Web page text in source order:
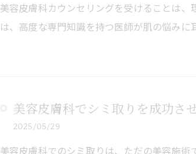
美容皮膚科カウンセリングを受けることは
は、高度な専門知識を持つ医師が肌の悩み
美容皮膚科でシミ取りを成功さ
2025/05/29
美容皮膚科でのシミ取りは、ただの美容施